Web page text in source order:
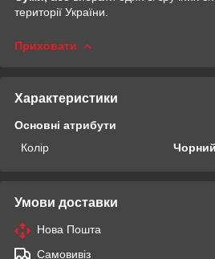
території України.
Приховати
Характеристики
Основні атрибути
Колір
Чорний
Умови доставки
Нова Пошта
Самовивіз